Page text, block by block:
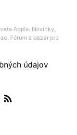
Apple. Novinky,
Fórum a bazár pre
údajov